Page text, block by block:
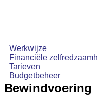
Werkwijze
Financiële
Tarieven
Budgetbeheer
Bewindvoering